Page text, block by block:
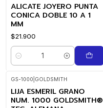
ALICATE JOYERO PUNTA
CONICA DOBLE 10 A 1
MM
$21.900
Cantidad
GS-1000 GOLDSMITH
LIJA ESMERIL GRANO
NUM. 1000 GOLDSMITH®